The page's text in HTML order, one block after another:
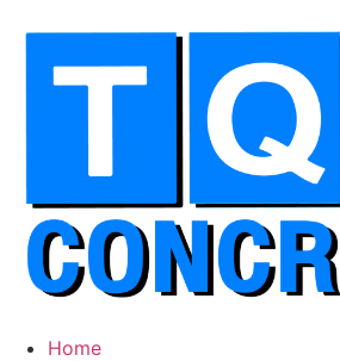
content
Home